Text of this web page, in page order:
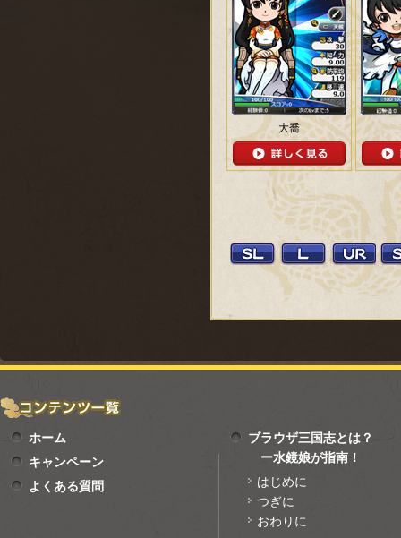
大喬
ホーム
キャンペーン
よくある質問
ブラウザ三国志とは？
ー水鏡娘が指南！
はじめに
つぎに
おわりに